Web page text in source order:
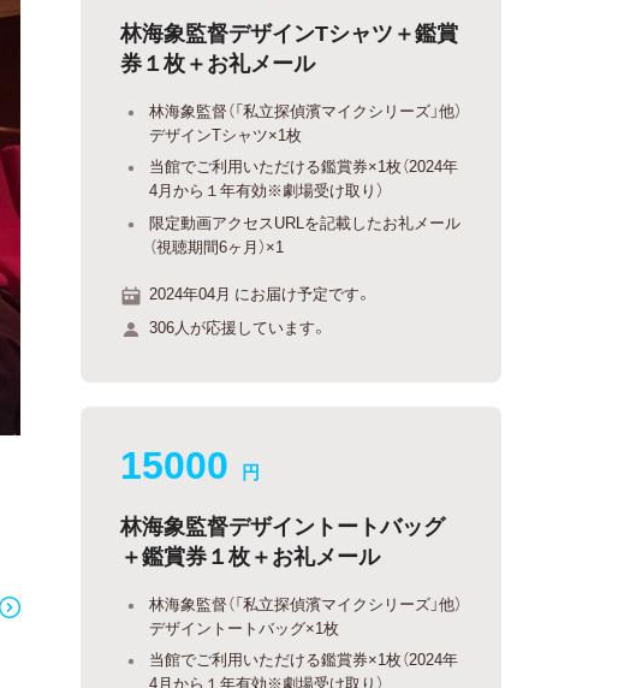
林海象監督デザインTシャツ＋鑑賞
券１枚＋お礼メール
林海象監督（「私立探偵濱マイクシリーズ」他）
デザインTシャツ×1枚
当館でご利用いただける鑑賞券×1枚（2024年
4月から１年有効※劇場受け取り）
限定動画アクセスURLを記載したお礼メール
（視聴期間6ヶ月）×1
2024年04月 にお届け予定です。
306人が応援しています。
15000 円
林海象監督デザイントートバッグ
＋鑑賞券１枚＋お礼メール
林海象監督（「私立探偵濱マイクシリーズ」他）
デザイントートバッグ×1枚
当館でご利用いただける鑑賞券×1枚（2024年
4月から１年有効※劇場受け取り）